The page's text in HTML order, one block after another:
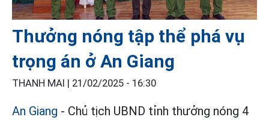
Thưởng nóng tập thể phá vụ
trọng án ở An Giang
THANH MAI | 21/02/2025 - 16:30
An Giang - Chủ tịch UBND tỉnh thưởng nóng 4